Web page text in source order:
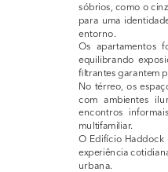
sóbrios, como o
para uma
entorno.
Os apartamentos
equilibrando
filtrantes garantem
No térreo, os
com ambientes
encontros
multifamiliar.
O Edifício Haddock
experiência
urbana.